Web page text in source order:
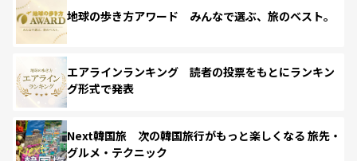
地球の歩き方アワード みんなで選ぶ、旅のベスト。
エアラインランキング 読者の投票をもとにランキン
グ形式で発表
Next韓国旅 次の韓国旅行がもっと楽しくなる 旅先・
グルメ・テクニック